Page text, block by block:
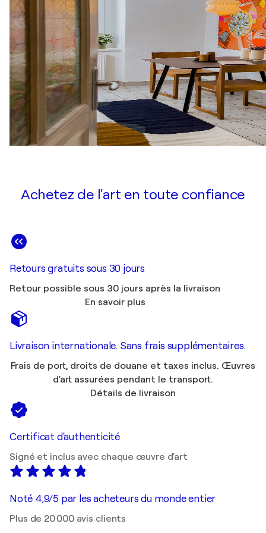
Achetez de l'art en toute confiance
Retours gratuits sous 30 jours
Retour possible sous 30 jours après la livraison
En savoir plus
Livraison internationale. Sans frais supplémentaires.
Frais de port, droits de douane et taxes inclus. Œuvres
d'art assurées pendant le transport.
Détails de livraison
Certificat d'authenticité
Signé et inclus avec chaque œuvre d'art
Noté 4,9/5 par les acheteurs du monde entier
Plus de 20 000 avis clients